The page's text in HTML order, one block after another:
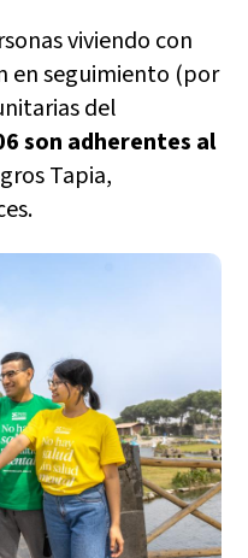
viviendo con
en seguimiento (por
del
son adherentes al
Tapia,